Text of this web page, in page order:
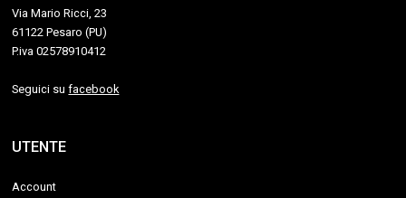
Via Mario Ricci, 23
61122 Pesaro (PU)
P.iva 02578910412
Seguici sufacebook
UTENTE
Account